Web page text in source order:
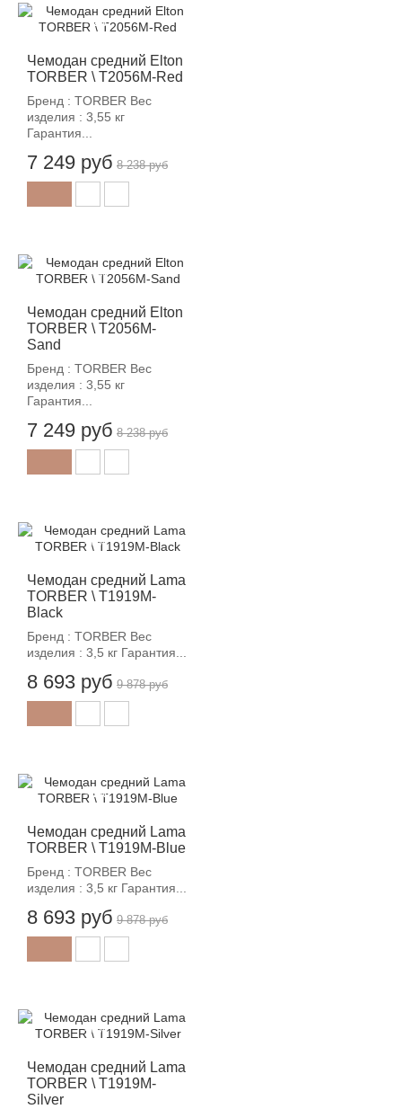
Чемодан средний Elton
TORBER \ T2056M-Red
Бренд : TORBER Вес
изделия : 3,55 кг
Гарантия...
7 249 руб
-12%
8 238 руб
Чемодан средний Elton
TORBER \ T2056M-
Sand
Бренд : TORBER Вес
изделия : 3,55 кг
Гарантия...
7 249 руб
-12%
8 238 руб
Чемодан средний Lama
TORBER \ T1919M-
Black
Бренд : TORBER Вес
изделия : 3,5 кг Гарантия...
8 693 руб
-12%
9 878 руб
Чемодан средний Lama
TORBER \ T1919M-Blue
Бренд : TORBER Вес
изделия : 3,5 кг Гарантия...
8 693 руб
-12%
9 878 руб
Чемодан средний Lama
TORBER \ T1919M-
Silver
-12%